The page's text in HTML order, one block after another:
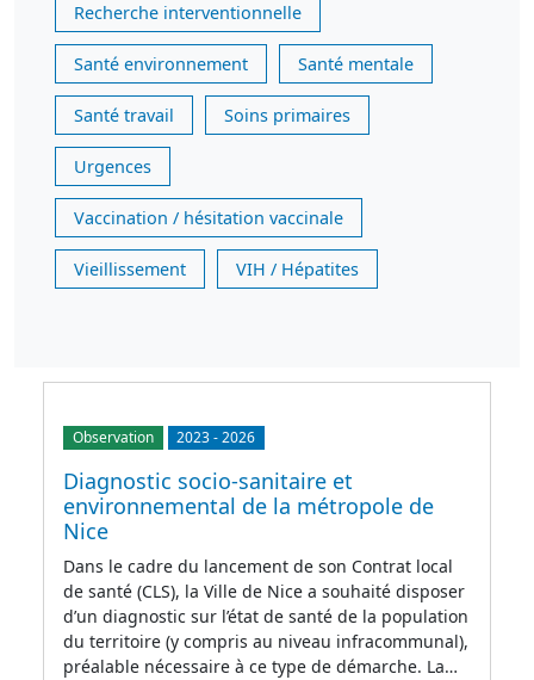
Recherche interventionnelle
Santé environnement Santé mentale
Santé travail Soins primaires
Urgences
Vaccination / hésitation vaccinale
Vieillissement VIH / Hépatites
Observation 2023-2026
Diagnostic socio-sanitaire et
environnemental de la métropole de
Nice
Dans le cadre du lancement de son Contrat local
de santé (CLS), la Ville de Nice a souhaité disposer
d’un diagnostic sur l’état de santé de la population
du territoire (y compris au niveau infracommunal),
préalable nécessaire à ce type de démarche. La…